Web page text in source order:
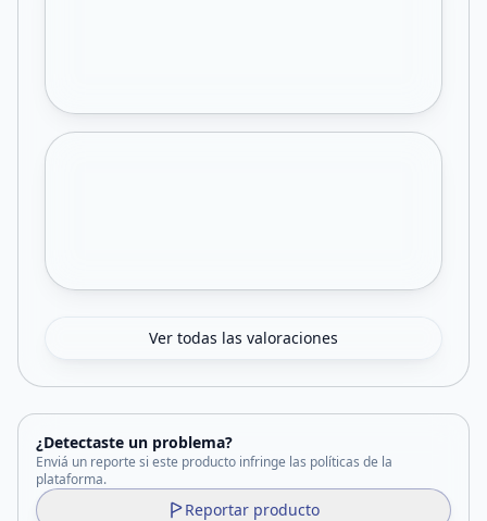
Ver todas las valoraciones
¿Detectaste un problema?
Enviá un reporte si este producto infringe las políticas de la
plataforma.
Reportar producto